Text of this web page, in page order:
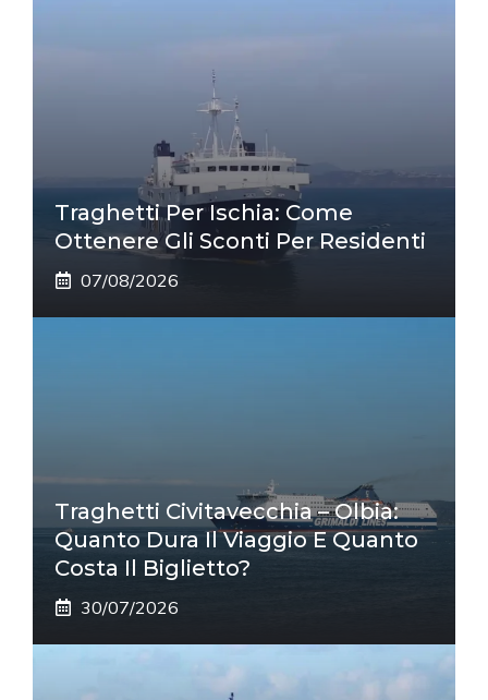
Traghetti Per Ischia: Come
Ottenere Gli Sconti Per Residenti
07/08/2026
Traghetti Civitavecchia – Olbia:
Quanto Dura Il Viaggio E Quanto
Costa Il Biglietto?
30/07/2026